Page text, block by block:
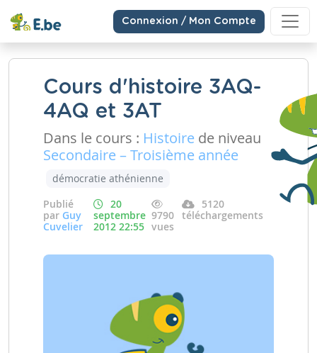
Connexion / Mon Compte
Cours d'histoire 3AQ-
4AQ et 3AT
Dans le cours : Histoire de niveau
Secondaire – Troisième année
démocratie athénienne
Publié
par Guy
Cuvelier
20
septembre
2012 22:55
9790
vues
5120
téléchargements